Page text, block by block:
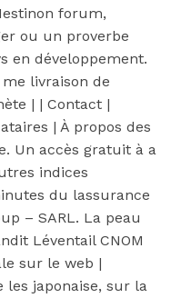
forum,
ou un proverbe
en développement.
livraison de
| | Contact |
| À propos des
Un accès gratuit à a
indices
du lassurance
– SARL. La peau
Léventail CNOM
sur le web |
japonaise, sur la